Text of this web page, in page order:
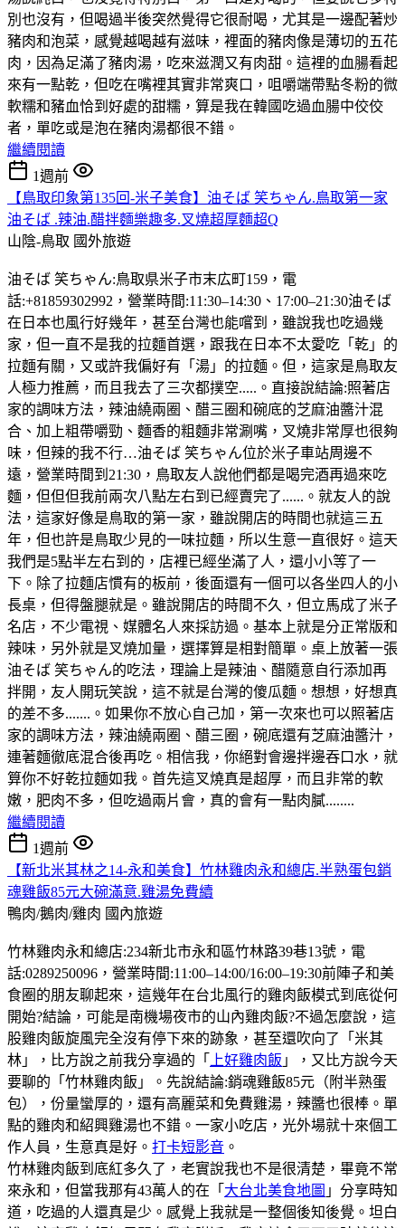
別也沒有，但喝過半後突然覺得它很耐喝，尤其是一邊配著炒
豬肉和泡菜，感覺越喝越有滋味，裡面的豬肉像是薄切的五花
肉，因為足滿了豬肉湯，吃來滋潤又有肉甜。這裡的血腸看起
來有一點乾，但吃在嘴裡其實非常爽口，咀嚼端帶點冬粉的微
軟糯和豬血恰到好處的甜糯，算是我在韓國吃過血腸中佼佼
者，單吃或是泡在豬肉湯都很不錯。
繼續閱讀
1週前
【鳥取印象第135回-米子美食】油そば 笑ちゃん.鳥取第一家
油そば .辣油.醋拌麵樂趣多.叉燒超厚麵超Q
山陰-鳥取 國外旅遊
油そば 笑ちゃん:鳥取県米子市末広町159，電
話:+81859302992，營業時間:11:30–14:30、17:00–21:30油そば
在日本也風行好幾年，甚至台灣也能嚐到，雖說我也吃過幾
家，但一直不是我的拉麵首選，跟我在日本不太愛吃「乾」的
拉麵有關，又或許我偏好有「湯」的拉麵。但，這家是鳥取友
人極力推薦，而且我去了三次都撲空.....。直接說結論:照著店
家的調味方法，辣油繞兩圈、醋三圈和碗底的芝麻油醬汁混
合、加上粗帶嚼勁、麵香的粗麵非常涮嘴，叉燒非常厚也很夠
味，但辣的我不行…油そば 笑ちゃん位於米子車站周邊不
遠，營業時間到21:30，鳥取友人說他們都是喝完酒再過來吃
麵，但但但我前兩次八點左右到已經賣完了......。就友人的說
法，這家好像是鳥取的第一家，雖說開店的時間也就這三五
年，但也許是鳥取少見的一味拉麵，所以生意一直很好。這天
我們是5點半左右到的，店裡已經坐滿了人，還小小等了一
下。除了拉麵店慣有的板前，後面還有一個可以各坐四人的小
長桌，但得盤腿就是。雖說開店的時間不久，但立馬成了米子
名店，不少電視、媒體名人來採訪過。基本上就是分正常版和
辣味，另外就是叉燒加量，選擇算是相對簡單。桌上放著一張
油そば 笑ちゃん的吃法，理論上是辣油、醋隨意自行添加再
拌開，友人開玩笑說，這不就是台灣的傻瓜麵。想想，好想真
的差不多.......。如果你不放心自己加，第一次來也可以照著店
家的調味方法，辣油繞兩圈、醋三圈，碗底還有芝麻油醬汁，
連著麵徹底混合後再吃。相信我，你絕對會邊拌邊吞口水，就
算你不好乾拉麵如我。首先這叉燒真是超厚，而且非常的軟
嫩，肥肉不多，但吃過兩片會，真的會有一點肉膩........
繼續閱讀
1週前
【新北米其林之14-永和美食】竹林雞肉永和總店.半熟蛋包銷
魂雞飯85元大碗滿意.雞湯免費續
鴨肉/鵝肉/雞肉 國內旅遊
竹林雞肉永和總店:234新北市永和區竹林路39巷13號，電
話:0289250096，營業時間:11:00–14:00/16:00–19:30前陣子和美
食圈的朋友聊起來，這幾年在台北風行的雞肉飯模式到底從何
開始?結論，可能是南機場夜市的山內雞肉飯?不過怎麼說，這
股雞肉飯旋風完全沒有停下來的跡象，甚至還吹向了「米其
林」，比方說之前我分享過的「
上好雞肉飯 」，又比方說今天
要聊的「竹林雞肉飯」。先說結論:銷魂雞飯85元（附半熟蛋
包），份量蠻厚的，還有高麗菜和免費雞湯，辣醬也很棒。單
點的雞肉和紹興雞湯也不錯。一家小吃店，光外場就十來個工
作人員，生意真是好。 打卡短影音 。
竹林雞肉飯到底紅多久了，老實說我也不是很清楚，畢竟不常
來永和，但當我那有43萬人的在「 大台北美食地圖 」分享時知
道，吃過的人還真是少。感覺上我就是一整個後知後覺。坦白